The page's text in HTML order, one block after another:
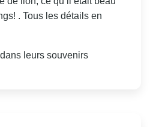
. Tous les détails en
leurs souvenirs